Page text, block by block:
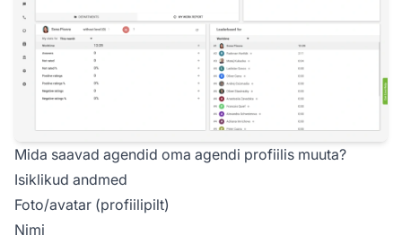
Mida saavad agendid oma agendi profiilis muuta?
Isiklikud andmed
Foto/avatar (profiilipilt)
Nimi